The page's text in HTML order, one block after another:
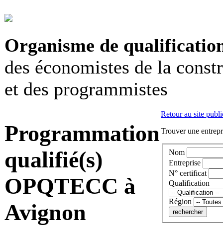
Organisme de
des économistes de la
et des programmistes
Programmation
qualifié(s)
OPQTECC à
Avignon
Retour au site
Trouver une
Nom
Entreprise
N° certificat
Qualification
Région